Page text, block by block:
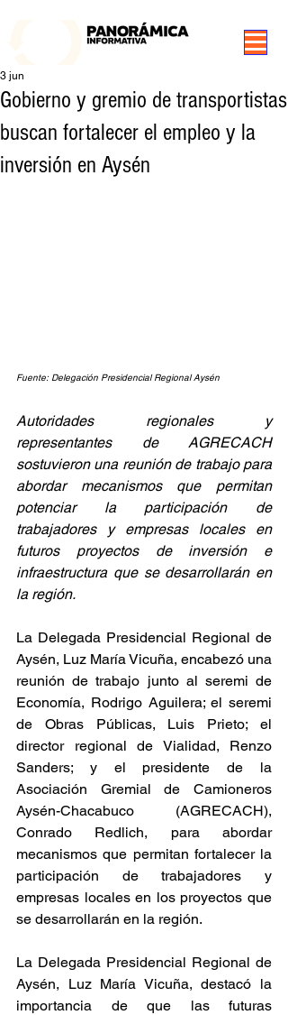
Gobierno y gremio de transportistas
buscan fortalecer el empleo y la
inversión en Aysén
3 jun
Fuente: Delegación Presidencial Regional Aysén
Autoridades regionales y
representantes de AGRECACH
sostuvieron una reunión de trabajo para
abordar mecanismos que permitan
potenciar la participación de
trabajadores y empresas locales en
futuros proyectos de inversión e
infraestructura que se desarrollarán en
la región.
La Delegada Presidencial Regional de
Aysén, Luz María Vicuña, encabezó una
reunión de trabajo junto al seremi de
Economía, Rodrigo Aguilera; el seremi
de Obras Públicas, Luis Prieto; el
director regional de Vialidad, Renzo
Sanders; y el presidente de la
Asociación Gremial de Camioneros
Aysén-Chacabuco (AGRECACH),
Conrado Redlich, para abordar
mecanismos que permitan fortalecer la
participación de trabajadores y
empresas locales en los proyectos que
se desarrollarán en la región.
La Delegada Presidencial Regional de
Aysén, Luz María Vicuña, destacó la
importancia de que las futuras